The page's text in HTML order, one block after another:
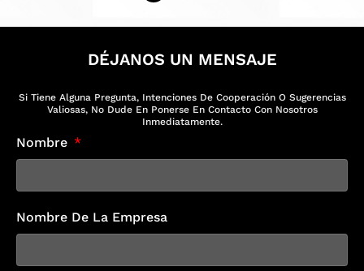
DÉJANOS UN MENSAJE
Si Tiene Alguna Pregunta, Intenciones De Cooperación O Sugerencias
Valiosas, No Dude En Ponerse En Contacto Con Nosotros
Inmediatamente.
Nombre
Nombre De La Empresa